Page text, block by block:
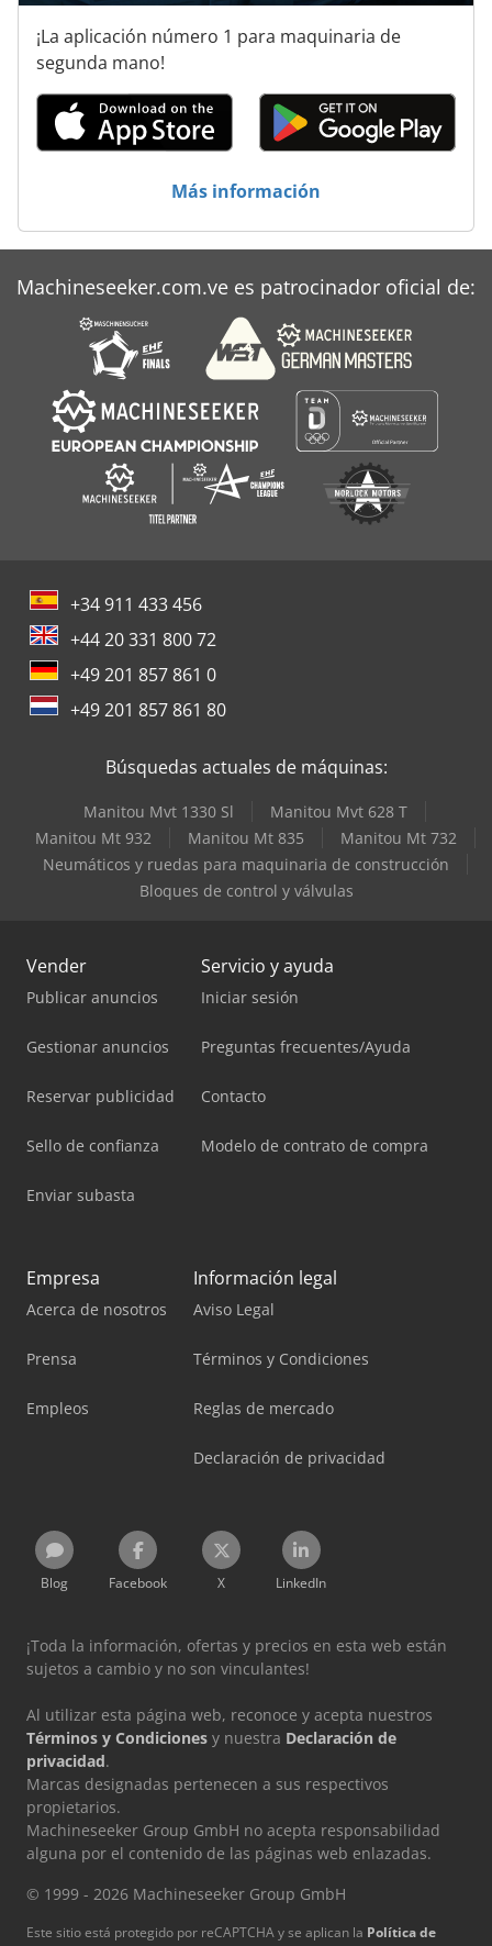
¡La aplicación número 1 para maquinaria de
segunda mano!
Más información
Machineseeker.com.ve es patrocinador oficial de:
+34 911 433 456
+44 20 331 800 72
+49 201 857 861 0
+49 201 857 861 80
Búsquedas actuales de máquinas:
Manitou Mvt 1330 Sl
Manitou Mvt 628 T
Manitou Mt 932
Manitou Mt 835
Manitou Mt 732
Neumáticos y ruedas para maquinaria de construcción
Bloques de control y válvulas
Vender
Publicar anuncios
Gestionar anuncios
Reservar publicidad
Sello de confianza
Enviar subasta
Servicio y ayuda
Iniciar sesión
Preguntas frecuentes/Ayuda
Contacto
Modelo de contrato de compra
Empresa
Acerca de nosotros
Prensa
Empleos
Información legal
Aviso Legal
Términos y Condiciones
Reglas de mercado
Declaración de privacidad
Blog Facebook X LinkedIn
¡Toda la información, ofertas y precios en esta web están
sujetos a cambio y no son vinculantes!
Al utilizar esta página web, reconoce y acepta nuestros
Términos y Condiciones y nuestra Declaración de
privacidad.
Marcas designadas pertenecen a sus respectivos
propietarios.
Machineseeker Group GmbH no acepta responsabilidad
alguna por el contenido de las páginas web enlazadas.
© 1999 - 2026 Machineseeker Group GmbH
Este sitio está protegido por reCAPTCHA y se aplican la Política de